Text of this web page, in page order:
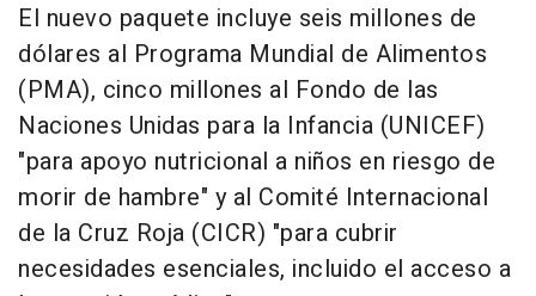
El nuevo paquete incluye seis millones de
dólares al Programa Mundial de Alimentos
(PMA), cinco millones al Fondo de las
Naciones Unidas para la Infancia (UNICEF)
"para apoyo nutricional a niños en riesgo de
morir de hambre" y al Comité Internacional
de la Cruz Roja (CICR) "para cubrir
necesidades esenciales, incluido el acceso a